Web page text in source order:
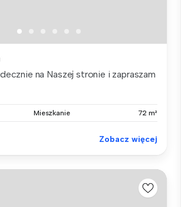
na Naszej stronie i zapraszam
Mieszkanie 72 m²
Zobacz więcej